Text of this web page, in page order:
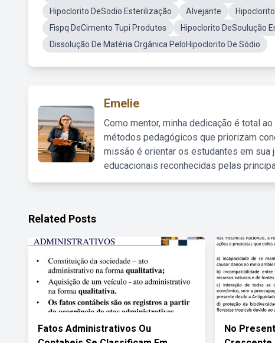
Hipoclorito DeSodio Esterilização
Alvejante
Fispq DeCimento Tupi Produtos
Hipoclorito DeSoulução
Dissolução De Matéria Orgânica PeloHipoclorito De Sódio
Emelie
Como mentor, minha dedicação é total
métodos pedagógicos que priorizam
missão é orientar os estudantes em sua
educacionais reconhecidas pelas
Related Posts
Fatos Administrativos Ou
No